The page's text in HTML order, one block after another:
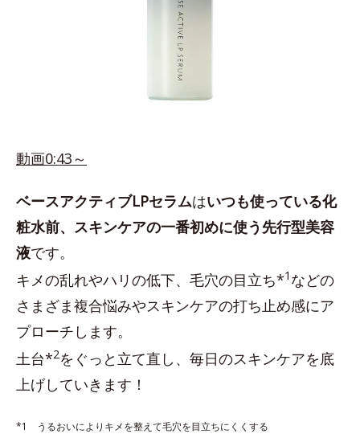
動画0:43～
ベースアクティブLPセラムはいつも使っている化
粧水前、スキンケアの一番初めに使う先行型美容
液です。
キメの乱れやハリの低下、毛穴の目立ち*1 などの
さまざま複合悩みやスキンケアの打ち止め感にア
プローチします。
土台*2をぐっと立て直し、毎日のスキンケアを底
上げしていきます！
*1 うるおいによりキメを整えて毛穴を目立ちにくくする